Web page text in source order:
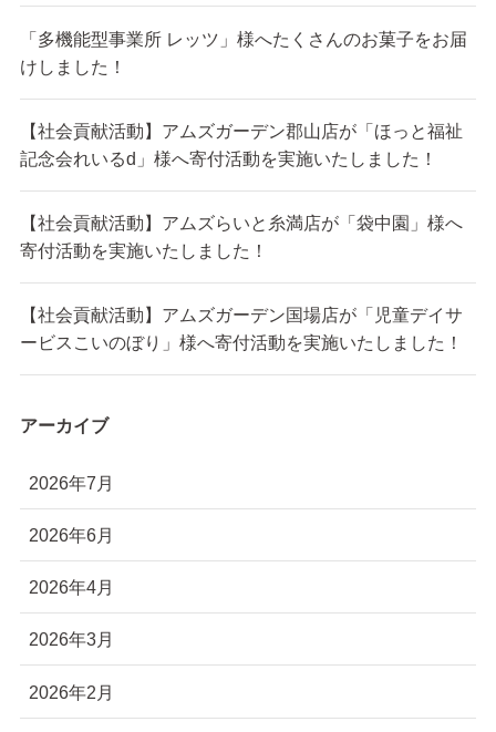
「多機能型事業所 レッツ」様へたくさんのお菓子をお届
けしました！
【社会貢献活動】アムズガーデン郡山店が「ほっと福祉
記念会れいるd」様へ寄付活動を実施いたしました！
【社会貢献活動】アムズらいと糸満店が「袋中園」様へ
寄付活動を実施いたしました！
【社会貢献活動】アムズガーデン国場店が「児童デイサ
ービスこいのぼり」様へ寄付活動を実施いたしました！
アーカイブ
2026年7月
2026年6月
2026年4月
2026年3月
2026年2月